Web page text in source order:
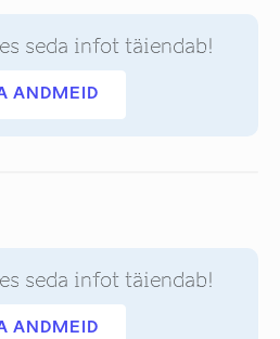
seda infot täiendab!
ANDMEID
seda infot täiendab!
ANDMEID